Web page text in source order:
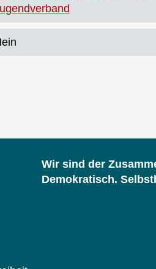
Wir sind der
Demokratisch.